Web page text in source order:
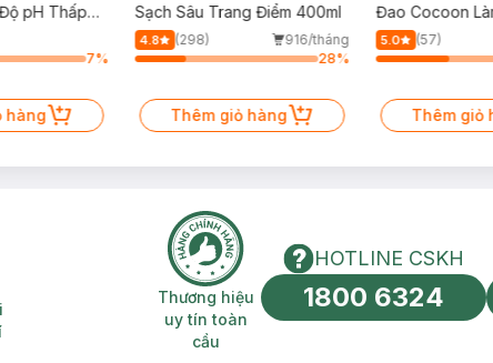
pH Thấp
7%
hàng
Sạch Sâu Trang Điểm 400ml
4.8 (298)
916/tháng
28%
Thêm giỏ hàng
Đao Cocoon
Giảm Dầu 500ml
5.0 (57)
Thêm giỏ
đổi trả miễn phí Thương hiệu uy tín toàn cầu
Thương hiệu
uy tín toàn
cầu
HOTLINE
HOTLINE CSKH
1800 6324